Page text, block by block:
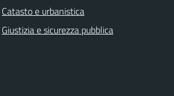
Catasto e urbanistica
Giustizia e sicurezza pubblica